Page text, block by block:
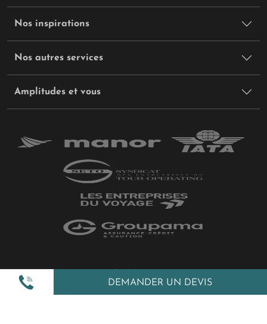
DEMANDER UN DEVIS
Nos inspirations
Nos autres services
Amplitudes et vous
Politique de confidentialité